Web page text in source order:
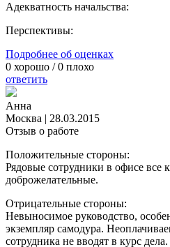
Адекватность начальства:
Перспективы:
Подробнее об оценках
0 хорошо /0 плохо
ответить
Анна
Москва | 28.03.2015
Отзыв о работе
Положительные стороны:
Рядовые сотрудники в офисе все
доброжелательные.
Отрицательные стороны:
Невыносимое руководство,
экземпляр самодура.
сотрудника не вводят в курс